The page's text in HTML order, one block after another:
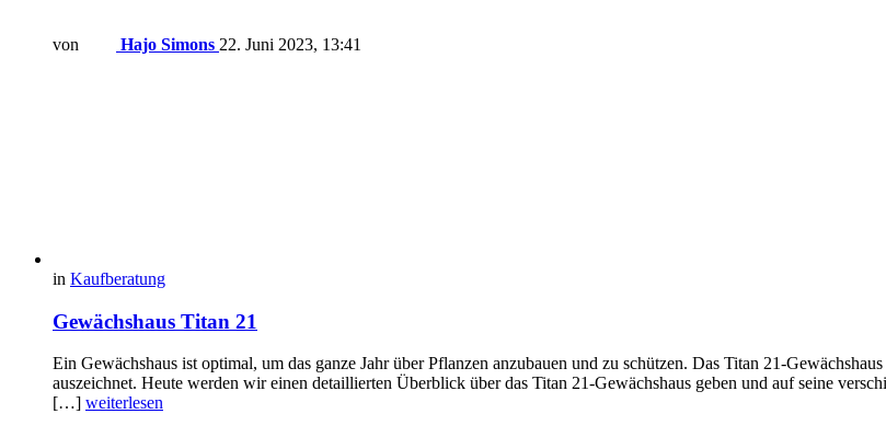
von Hajo Simons 22. Juni 2023, 13:41
in Kaufberatung
Gewächshaus Titan 21
Ein Gewächshaus ist optimal, um das ganze Jahr über Pflanzen anzubauen und zu schützen. Das Titan 21-
auszeichnet. Heute werden wir einen detaillierten Überblick über das Titan 21-Gewächshaus geben und auf seine
[…] weiterlesen